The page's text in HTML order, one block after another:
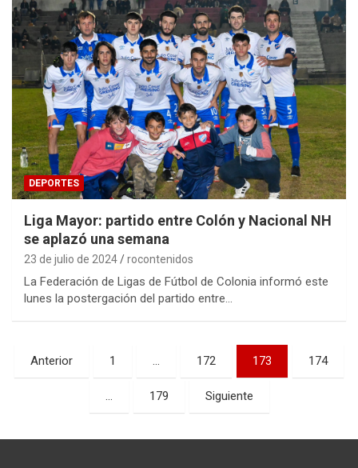
DEPORTES
Liga Mayor: partido entre Colón y Nacional NH
se aplazó una semana
23 de julio de 2024 rocontenidos
La Federación de Ligas de Fútbol de Colonia informó este
lunes la postergación del partido entre…
Paginación
de
entradas
Anterior 1 172 173 174
179 Siguiente